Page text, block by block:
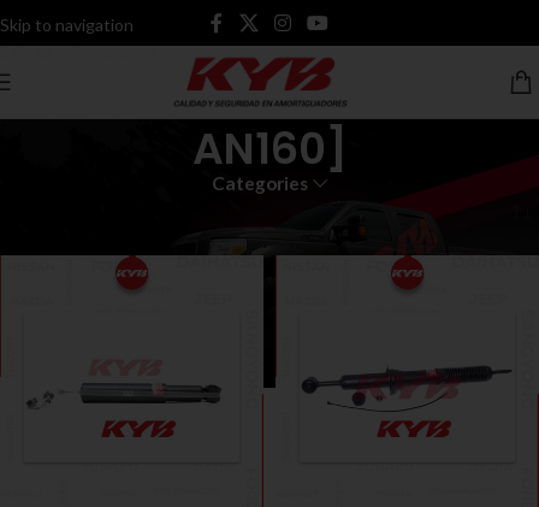
Skip to navigation
Skip to main content
AN160]
Categories